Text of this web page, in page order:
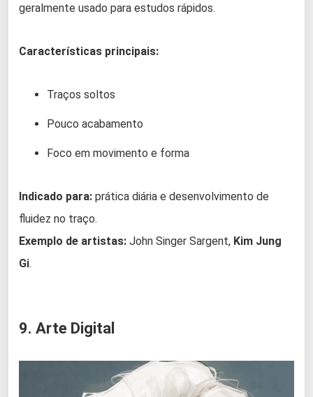
geralmente usado para estudos rápidos.
Características principais:
Traços soltos
Pouco acabamento
Foco em movimento e forma
Indicado para: prática diária e desenvolvimento de
fluidez no traço.
Exemplo de artistas: John Singer Sargent, Kim Jung
Gi.
9. Arte Digital